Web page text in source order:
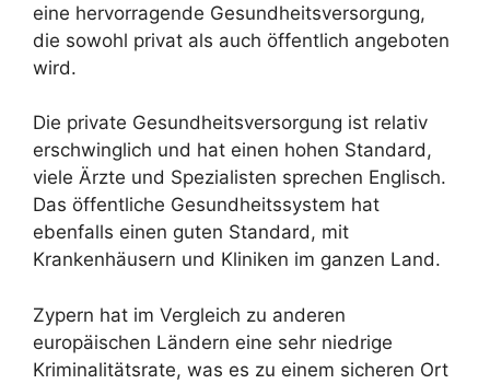
eine hervorragende Gesundheitsversorgung,
die sowohl privat als auch öffentlich angeboten
wird.
Die private Gesundheitsversorgung ist relativ
erschwinglich und hat einen hohen Standard,
viele Ärzte und Spezialisten sprechen Englisch.
Das öffentliche Gesundheitssystem hat
ebenfalls einen guten Standard, mit
Krankenhäusern und Kliniken im ganzen Land.
Zypern hat im Vergleich zu anderen
europäischen Ländern eine sehr niedrige
Kriminalitätsrate, was es zu einem sicheren Ort